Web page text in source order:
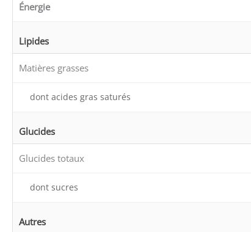
Énergie
Lipides
Matières grasses
dont acides gras saturés
Glucides
Glucides totaux
dont sucres
Autres